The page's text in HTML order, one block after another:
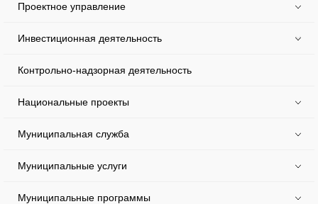
Проектное управление
Инвестиционная деятельность
Контрольно-надзорная деятельность
Национальные проекты
Муниципальная служба
Муниципальные услуги
Муниципальные программы